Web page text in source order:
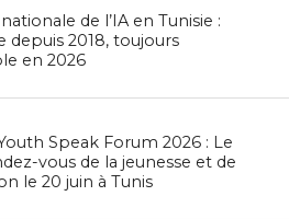
de l’IA en Tunisie :
depuis 2018, toujours
en 2026
Speak Forum 2026 : Le
vous de la jeunesse et de
le 20 juin à Tunis